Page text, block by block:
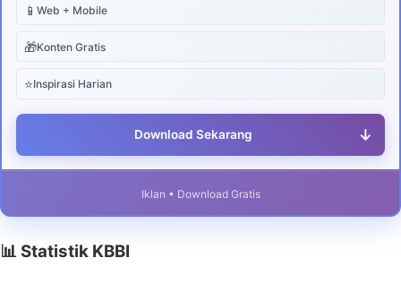
📱 Web + Mobile
🎁Konten Gratis
⭐Inspirasi Harian
Download Sekarang ↓
Iklan • Download Gratis
📊 Statistik KBBI